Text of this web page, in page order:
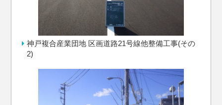
神戸複合産業団地 区画道路21号線他整備工事(その
2)